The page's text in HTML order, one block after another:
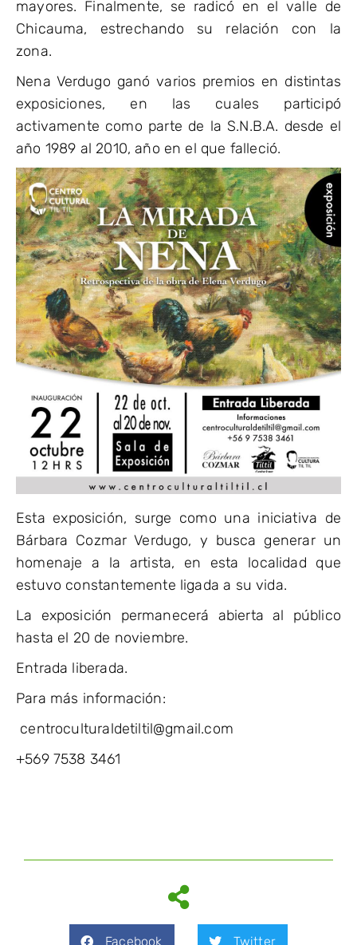
mayores. Finalmente, se radicó en el valle de
Chicauma, estrechando su relación con la
zona.
Nena Verdugo ganó varios premios en distintas
exposiciones, en las cuales participó
activamente como parte de la S.N.B.A. desde el
año 1989 al 2010, año en el que falleció.
Esta exposición, surge como una iniciativa de
Bárbara Cozmar Verdugo, y busca generar un
homenaje a la artista, en esta localidad que
estuvo constantemente ligada a su vida.
La exposición permanecerá abierta al público
hasta el 20 de noviembre.
Entrada liberada.
Para más información:
centroculturaldetiltil@gmail.com
+569 7538 3461
Facebook Twitter